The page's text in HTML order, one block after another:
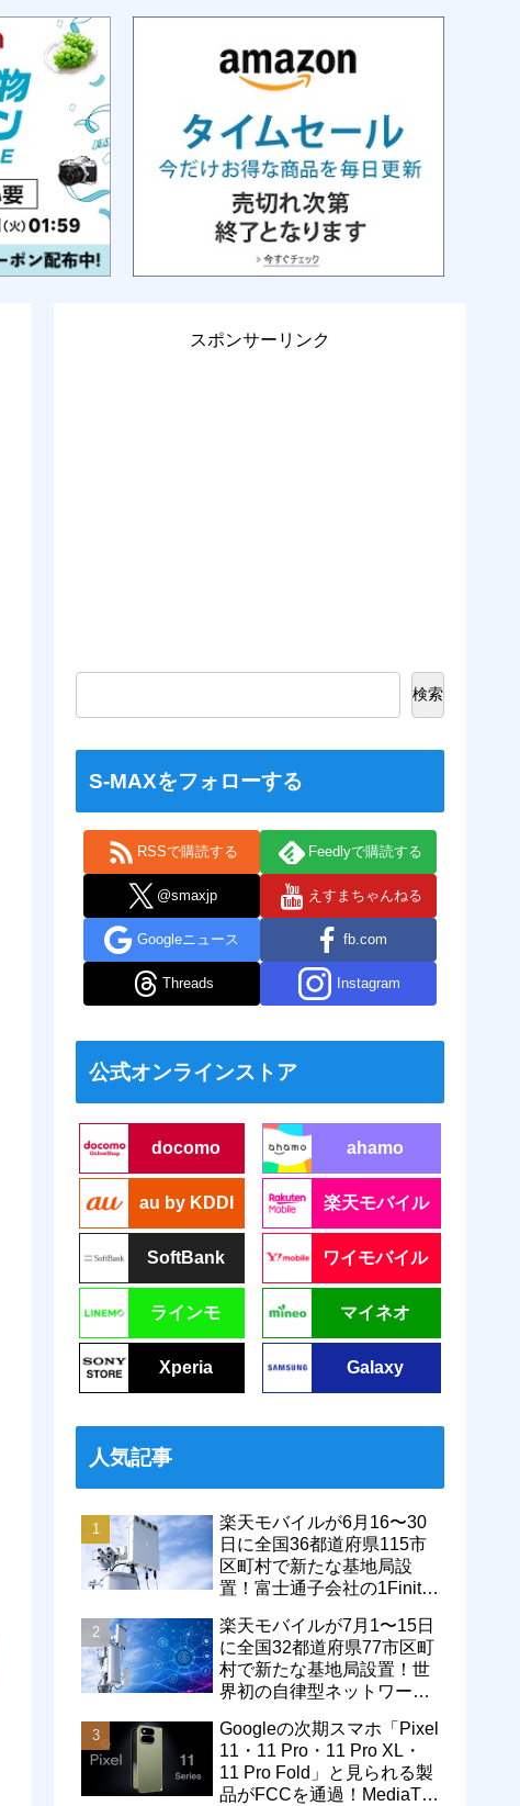
スポンサーリンク
検索
S-MAXをフォローする
RSSで購読する Feedlyで購読する
@smaxjp えすまちゃんねる
Googleニュース fb.com
Threads Instagram
公式オンラインストア
docomo ahamo
au by KDDI 楽天モバイル
SoftBank ワイモバイル
ラインモ マイネオ
Xperia Galaxy
人気記事
楽天モバイルが6月16〜30
日に全国36都道府県115市
区町村で新たな基地局設
置！富士通子会社の1Finity
エリアが拡大
楽天モバイルが7月1〜15日
に全国32都道府県77市区町
村で新たな基地局設置！世
界初の自律型ネットワーク
通信品質も改善
Googleの次期スマホ「Pixel
11・11 Pro・11 Pro XL・
11 Pro Fold」と見られる製
品がFCCを通過！MediaTek